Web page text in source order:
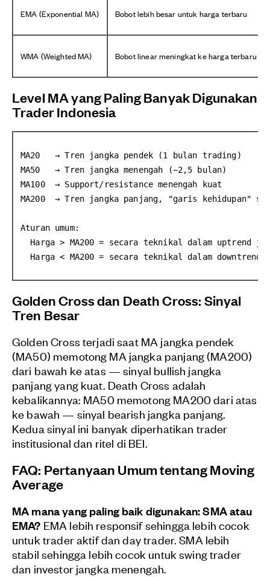
EMA (Exponential MA) Bobot lebih besar untuk harga terbaru
WMA (Weighted MA) Bobot linear meningkat ke harga terbaru
Level MA yang Paling Banyak Digunakan
Trader Indonesia
MA20   → Tren jangka pendek (1 bulan trading)
MA50   → Tren jangka menengah (~2,5 bulan)
MA100  → Support/resistance menengah kuat
MA200  → Tren jangka panjang, "garis kehidupan"
Aturan umum:
Harga > MA200 = secara teknikal dalam uptrend
Harga < MA200 = secara teknikal dalam downtrend
Golden Cross dan Death Cross: Sinyal
Tren Besar
Golden Cross terjadi saat MA jangka pendek
(MA50) memotong MA jangka panjang (MA200)
dari bawah ke atas — sinyal bullish jangka
panjang yang kuat. Death Cross adalah
kebalikannya: MA50 memotong MA200 dari atas
ke bawah — sinyal bearish jangka panjang.
Kedua sinyal ini banyak diperhatikan trader
institusional dan ritel di BEI.
FAQ: Pertanyaan Umum tentang Moving
Average
MA mana yang paling baik digunakan: SMA atau
EMA? EMA lebih responsif sehingga lebih cocok
untuk trader aktif dan day trader. SMA lebih
stabil sehingga lebih cocok untuk swing trader
dan investor jangka menengah.